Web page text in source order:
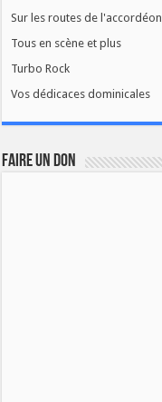
Sur les routes de l'accordéon
Tous en scène et plus
Turbo Rock
Vos dédicaces dominicales
FAIRE UN DON